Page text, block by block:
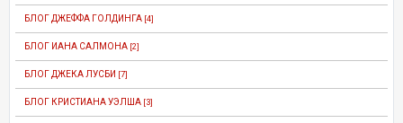
БЛОГ ДЖЕФФА ГОЛДИНГА [4]
БЛОГ ИАНА САЛМОНА [2]
БЛОГ ДЖЕКА ЛУСБИ [7]
БЛОГ КРИСТИАНА УЭЛША [3]